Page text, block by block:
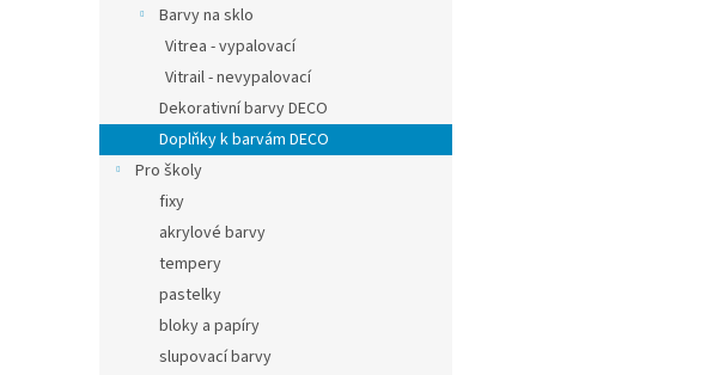
Barvy na sklo
Vitrea - vypalovací
Vitrail - nevypalovací
Dekorativní barvy DECO
Doplňky k barvám DECO
Pro školy
fixy
akrylové barvy
tempery
pastelky
bloky a papíry
slupovací barvy